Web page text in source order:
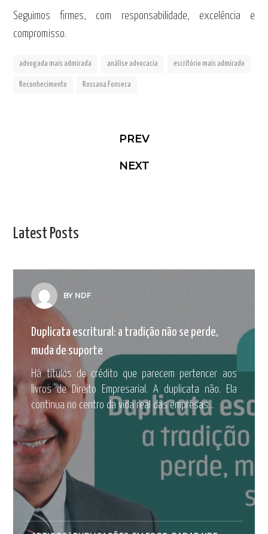
Seguimos firmes, com responsabilidade, excelência e
compromisso.
advogada mais admirada análise advocacia escritório mais admirado
Reconhecimento Rossana Fonseca
PREV
NEXT
Latest Posts
BY NDF
Duplicata escritural: a tradição não se perde,
muda de suporte
Há títulos de crédito que parecem pertencer aos
livros de Direito Empresarial. A duplicata não. Ela
continua no centro da vida real das empresas...